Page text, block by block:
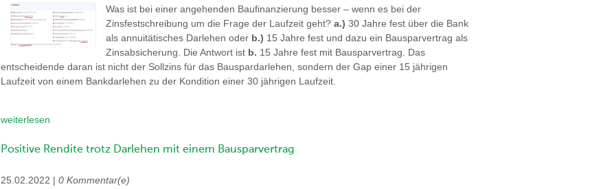
Was ist bei einer angehenden Baufinanzierung besser – wenn es bei der
Zinsfestschreibung um die Frage der Laufzeit geht? a.) 30 Jahre fest über die Bank
als annuitätisches Darlehen oder b.) 15 Jahre fest und dazu ein Bausparvertrag als
Zinsabsicherung. Die Antwort ist b. 15 Jahre fest mit Bausparvertrag. Das
entscheidende daran ist nicht der Sollzins für das Bauspardarlehen, sondern der Gap einer 15 jährigen
Laufzeit von einem Bankdarlehen zu der Kondition einer 30 jährigen Laufzeit.
weiterlesen
Positive Rendite trotz Darlehen mit einem Bausparvertrag
25.02.2022 | 0 Kommentar(e)